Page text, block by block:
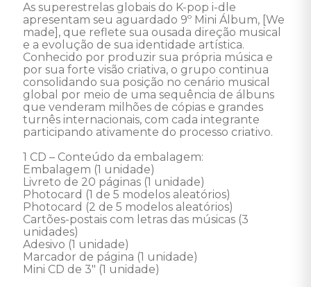
As superestrelas globais do K-pop i-dle
apresentam seu aguardado 9º Mini Álbum, [We
made], que reflete sua ousada direção musical
e a evolução de sua identidade artística.
Conhecido por produzir sua própria música e
por sua forte visão criativa, o grupo continua
consolidando sua posição no cenário musical
global por meio de uma sequência de álbuns
que venderam milhões de cópias e grandes
turnês internacionais, com cada integrante
participando ativamente do processo criativo.
1 CD – Conteúdo da embalagem:
Embalagem (1 unidade)
Livreto de 20 páginas (1 unidade)
Photocard (1 de 5 modelos aleatórios)
Photocard (2 de 5 modelos aleatórios)
Cartões-postais com letras das músicas (3
unidades)
Adesivo (1 unidade)
Marcador de página (1 unidade)
Mini CD de 3" (1 unidade)